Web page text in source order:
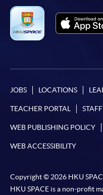
程/科目只可提交一
在網上報名過程中
確認。另外，確認
除特殊情況(例如課
如須甄選入學，則
取錄的證明。學院
請者是否獲取錄。
免責聲明
JOBS LOCATIONS
TEACHER PORTAL
WEB PUBLISHING POLICY
WEB ACCESSIBILITY
Copyright © 2026 HKU
HKU SPACE is a non-profit